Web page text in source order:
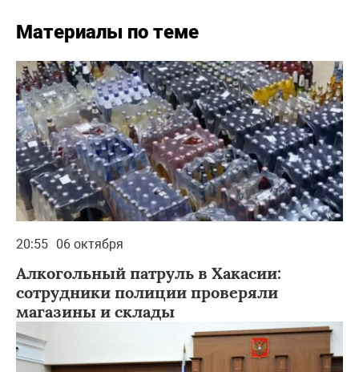
Материалы по теме
20:55 06 октября
Алкогольный патруль в Хакасии:
сотрудники полиции проверяли
магазины и склады